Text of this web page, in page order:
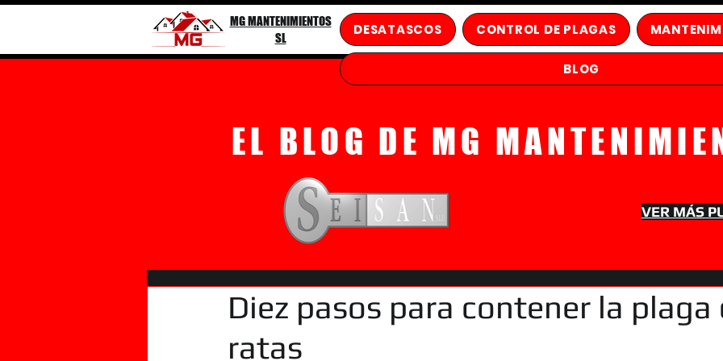
DESATASCOS CONTROL DE PLAGAS
BLOG
MG MANTENIMIENTOS
SL
EL BLOG DE MG
VER MÁS
Diez pasos para contener la plaga
ratas